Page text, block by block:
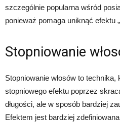
szczególnie popularna wśród
ponieważ pomaga uniknąć efektu
Stopniowanie
Stopniowanie włosów to
stopniowego efektu poprzez
długości, ale w sposób bardziej
Efektem jest bardziej